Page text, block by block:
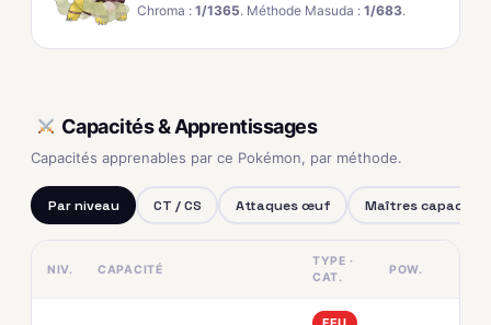
Chroma : 1/1365. Méthode Masuda : 1/683.
Capacités & Apprentissages
Capacités apprenables par ce Pokémon, par méthode.
Par niveau CT / CS Attaques œuf Maîtres capacités
NIV. CAPACITÉ
TYPE ·
CAT.
POW.